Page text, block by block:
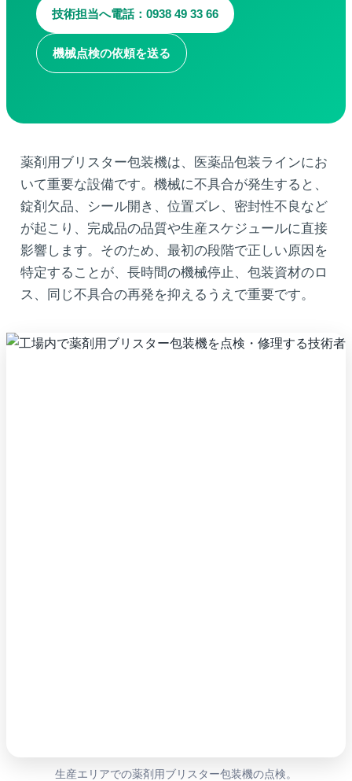
検索対象:
技術担当へ電話：0938 49 33 66
機械点検の依頼を送る
薬剤用ブリスター包装機は、医薬品包装ラインにお
いて重要な設備です。機械に不具合が発生すると、
錠剤欠品、シール開き、位置ズレ、密封性不良など
が起こり、完成品の品質や生産スケジュールに直接
影響します。そのため、最初の段階で正しい原因を
特定することが、長時間の機械停止、包装資材のロ
ス、同じ不具合の再発を抑えるうえで重要です。
生産エリアでの薬剤用ブリスター包装機の点検。